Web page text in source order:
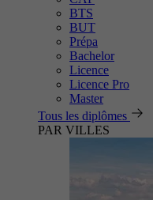
BTS
BUT
Prépa
Bachelor
Licence
Licence Pro
Master
Tous les diplômes
PAR VILLES